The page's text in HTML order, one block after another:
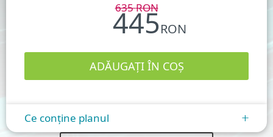
635RON
445RON
Ce conține planul +